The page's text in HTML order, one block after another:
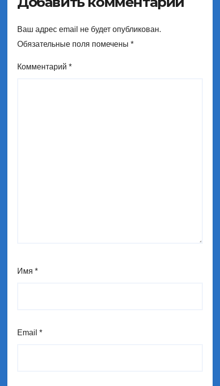
Ваш адрес email не будет опубликован.
Обязательные поля помечены *
Комментарий *
Имя *
Email *